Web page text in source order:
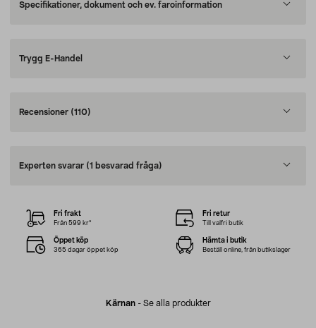
Specifikationer, dokument och ev. faroinformation
Trygg E-Handel
Recensioner (110)
Experten svarar (1 besvarad fråga)
Kärnan- Se alla produkter
Fri frakt
Från 599 kr*
Fri retur
Till valfri butik
Öppet köp
365 dagar öppet köp
Hämta i butik
Beställ online, från butikslager